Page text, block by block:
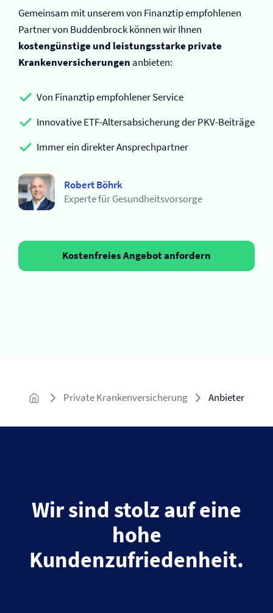
Gemeinsam mit unserem von Finanztip empfohlenen
Partner von Buddenbrock können wir Ihnen
kostengünstige und leistungsstarke private
Kranken­versicherungen anbieten:
Von Finanztip empfohlener Service
Innovative ETF-Altersabsicherung der PKV-Beiträge
Immer ein direkter Ansprechpartner
Robert Böhrk
Experte für Gesundheitsvorsorge
Kostenfreies Angebot anfordern
Private Kranken­versicherung Anbieter
Wir sind stolz auf eine
hohe
Kundenzufriedenheit.